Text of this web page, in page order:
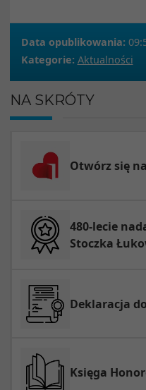
Data opublikowania:
Kategorie: Aktualności
NA SKRÓTY
Otwórz się
480-lecie
Stoczka
Deklaracja
Księga